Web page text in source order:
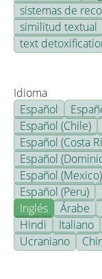
sistemas de
similitud textual
text
Idioma
Español
Español (Chile)
Español (Costa
Español
Español (Mexico)
Español (Peru)
Inglés
Árabe
Hindi
Italiano
Ucraniano